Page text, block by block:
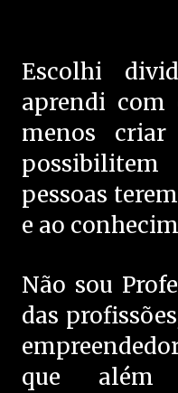
Escolhi
aprendi com
menos criar
pessoas
e ao
Não sou
das
que além